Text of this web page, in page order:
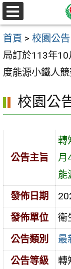
跳
至
主
要
內
區
選
單
首頁 > 校園公告
局訂於113年
度能源小鐵人
校園公
公告主旨
轉
月
能
發佈日期
發佈單位
衛
公告類別
最
公告等級
轉